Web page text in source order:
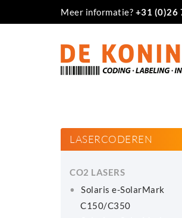
Meer informatie? +31 (0)26
LASERCODEREN
CO2 LASERS
Solaris e-SolarMark
C150/C350